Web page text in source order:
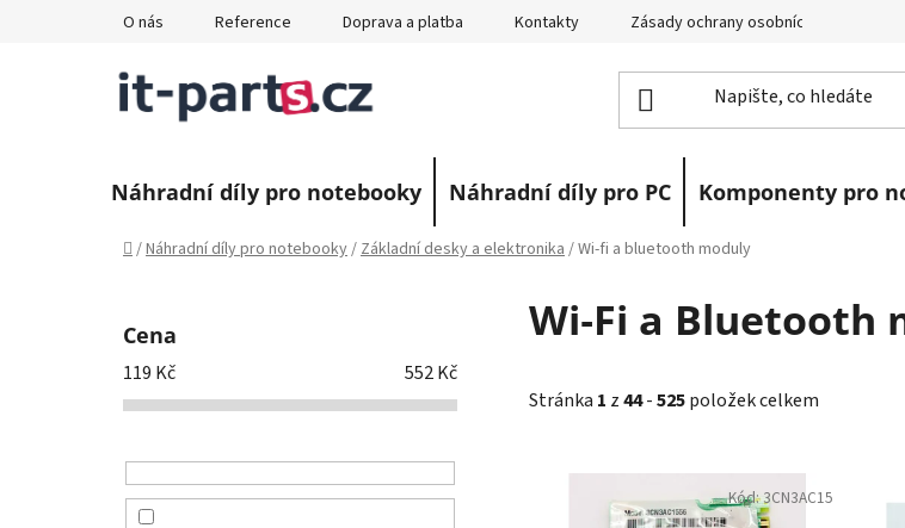
O nás Reference Doprava a platba Kontakty Zásady ochrany osobních údajů
Náhradní díly pro notebooky Náhradní díly pro PC Komponenty pro
Domů
/Náhradní díly pro notebooky/Základní desky a elektronika/Wi‑fi a bluetooth moduly
Cena
119 Kč 552Kč
Wi‑Fi a Bluetooth
Stránka 1 z44-525položek celkem
Kód:3CN3AC15